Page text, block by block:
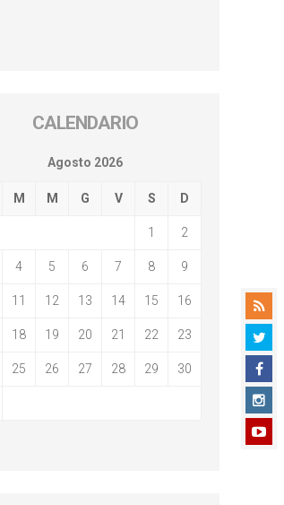
CALENDARIO
Agosto 2026
M M G V S D
1 2
4 5 6 7 8 9
11 12 13 14 15 16
18 19 20 21 22 23
25 26 27 28 29 30